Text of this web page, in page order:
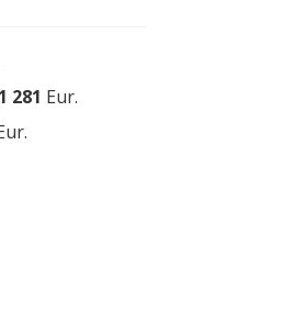
1 281 Eur.